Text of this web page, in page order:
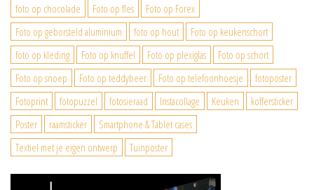
foto op chocolade
Foto op fles
Foto op Forex
Foto op geborsteld aluminium
foto op hout
Foto op keukenschort
foto op kleding
Foto op knuffel Foto op plexiglas
Foto op schort
Foto op snoep
Foto op teddybeer Foto op telefoonhoesje
fotoposter
Fotoprint
fotopuzzel fotosieraad Instacollage Keuken
koffersticker
Poster
raamsticker
Smartphone & Tablet cases
Textiel met je eigen ontwerp
Tuinposter